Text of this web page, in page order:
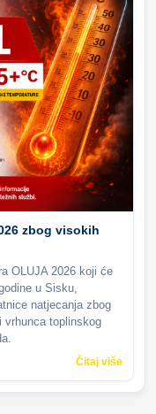
zbog visokih
OLUJA 2026 koji će
u Sisku,
natjecanja zbog
vrhunca toplinskog
Čitaj više